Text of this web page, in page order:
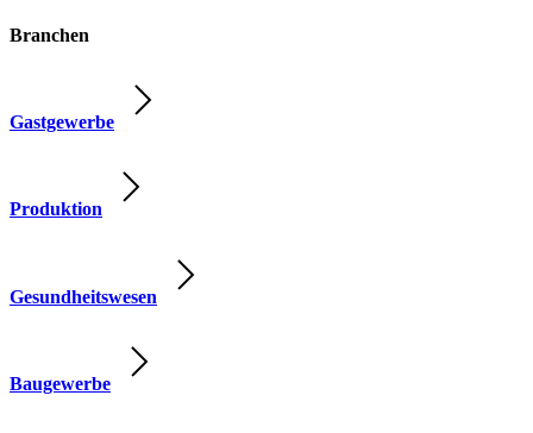
Branchen
Gastgewerbe
Produktion
Gesundheitswesen
Baugewerbe